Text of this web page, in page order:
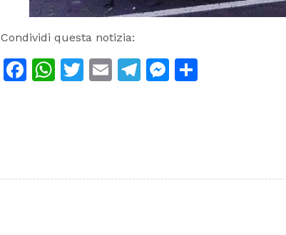
Condividi questa notizia:
Facebook
WhatsApp
Twitter
EmailTelegram
Messenger
Condividi